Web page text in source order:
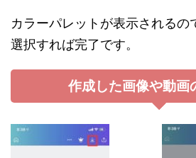
カラーパレットが表示されるの
選択すれば完了です。
作成した画像や動画